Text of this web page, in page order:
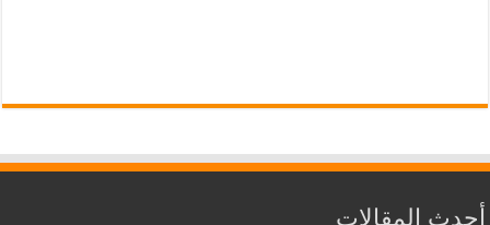
أحدث المقالات